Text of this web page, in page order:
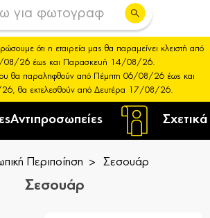
Αντιπροσωπείες
ότι η εταιρεία μας θα παραμείνει κλειστή από
08/26 έως και Παρασκευή 14/08/26.
θα παραληφθούν από Πέμπτη 06/08/26 έως και
θα εκτελεσθούν από Δευτέρα 17/08/26.
Περιποίηση Σεσουάρ
Σεσουάρ